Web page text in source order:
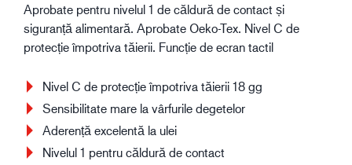
Aprobate pentru nivelul 1 de căldură de contact și
siguranță alimentară. Aprobate Oeko-Tex. Nivel C de
protecție împotriva tăierii. Funcție de ecran tactil
Nivel C de protecție împotriva tăierii 18 gg
Sensibilitate mare la vârfurile degetelor
Aderență excelentă la ulei
Nivelul 1 pentru căldură de contact